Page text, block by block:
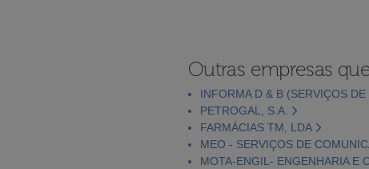
Outras empresas
INFORMA D & B (SERVIÇOS
PETROGAL, S.A.
FARMÁCIAS TM, LDA
MEO - SERVIÇOS DE
MOTA-ENGIL- ENGENHARIA E